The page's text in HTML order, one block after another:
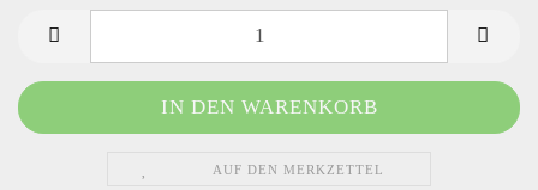
AUF DEN MERKZETTEL